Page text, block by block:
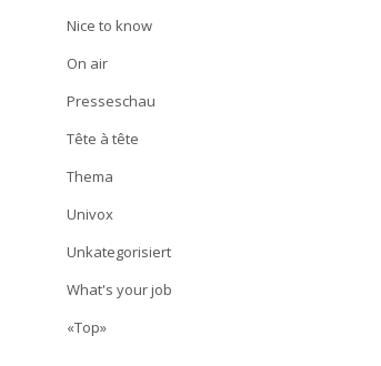
Nice to know
On air
Presseschau
Tête à tête
Thema
Univox
Unkategorisiert
What's your job
«Top»